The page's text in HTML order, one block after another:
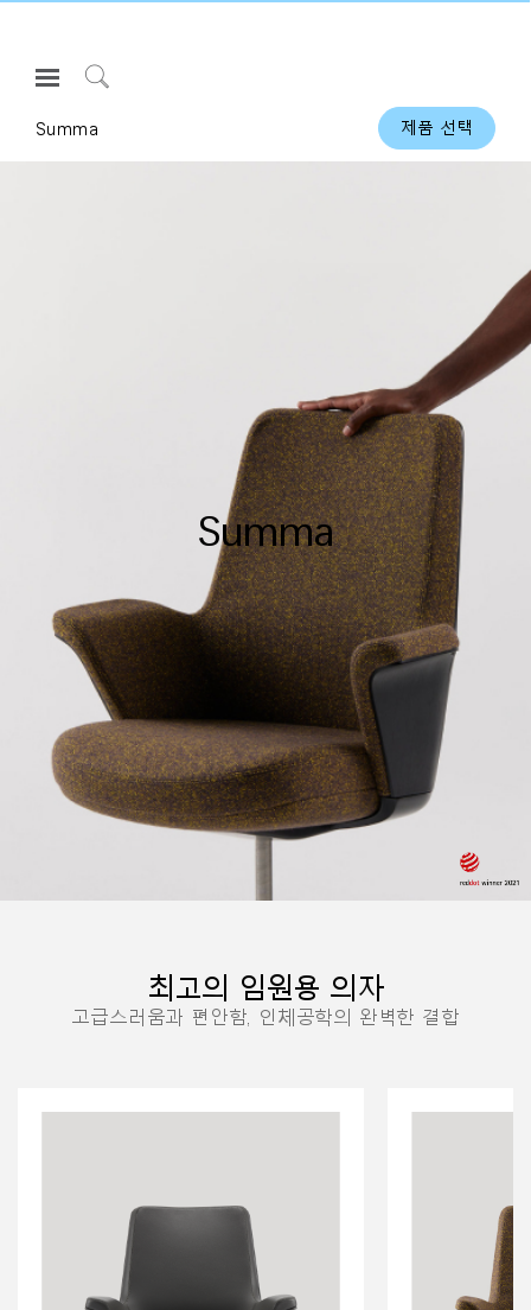
Open
Navigation
Search
로그인 또는 가입하기
to
Facebook
Opens
to
Twitter
Opens
to
Linkedin
Opens
to
Instagram
to
Humanscale
Opens
to
Pinterest
Opens
to
YouTube
Summa 제품 선택
Summa
최고의 임원용 의자
고급스러움과 편안함, 인체공학의 완벽한 결합